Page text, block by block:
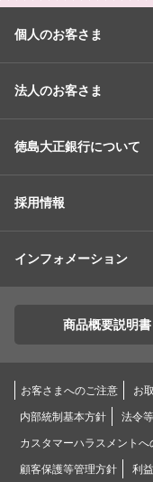
個人のお客さま
法人のお客さま
徳島大正銀行について
採用情報
インフォメーション
商品概要説明書
お客さまへのご注意 お
内部統制基本方針 法令
カスタマーハラスメントへ
顧客保護等管理方針 利